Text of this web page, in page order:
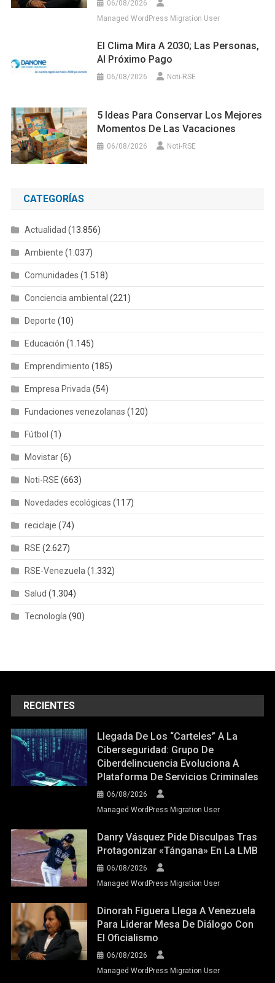
06/08/2026
Managed WordPress Migration User
El Clima Mira A 2030; Las Personas,
Al Próximo Pago
06/08/2026 Noti-RSE
5 Ideas Para Conservar Los Mejores
Momentos De Las Vacaciones
06/08/2026 Noti-RSE
CATEGORÍAS
Actualidad (13.856)
Ambiente (1.037)
Comunidades (1.518)
Conciencia ambiental (221)
Deporte (10)
Educación (1.145)
Emprendimiento (185)
Empresa Privada(54)
Fundaciones venezolanas (120)
Fútbol (1)
Movistar(6)
Noti-RSE (663)
Novedades ecológicas (117)
reciclaje (74)
RSE (2.627)
RSE-Venezuela(1.332)
Salud (1.304)
Tecnología(90)
RECIENTES
Llegada De Los “carteles” A La
Ciberseguridad: Grupo De
Ciberdelincuencia Evoluciona A
Plataforma De Servicios Criminales
06/08/2026
Managed WordPress Migration User
Danry Vásquez Pide Disculpas Tras
Protagonizar «tángana» En La LMB
06/08/2026
Managed WordPress Migration User
Dinorah Figuera Llega A Venezuela
Para Liderar Mesa De Diálogo Con
El Oficialismo
06/08/2026
Managed WordPress Migration User